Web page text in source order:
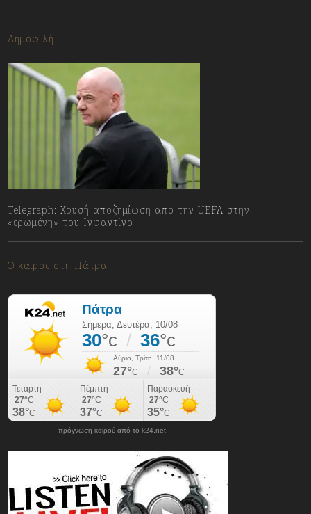
Δημοφιλή
Telegraph: Χρυσή αποζημίωση από την UEFA στην
«ερωμένη» του Ινφαντίνο
Ο καιρός στη Πάτρα
πρόγνωση καιρού από το k24.net